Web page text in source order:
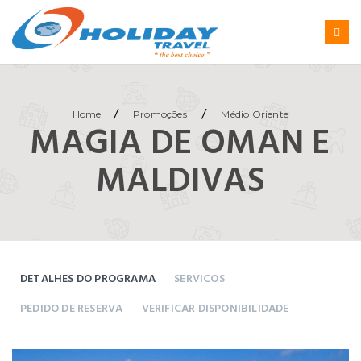
Home / Promoções / Médio Oriente
MAGIA DE OMAN E
MALDIVAS
DETALHES DO PROGRAMA
SERVICOS
PEDIDO DE RESERVA
VERIFICAR DISPONIBILIDADE